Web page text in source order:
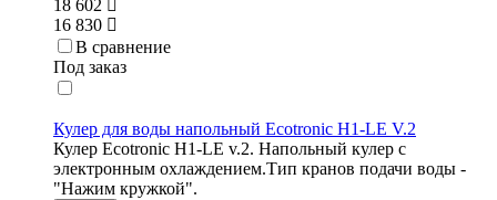
18 602
16 830
В сравнение
Под заказ
Кулер для воды напольный Ecotronic H1-LE V.2
Кулер Ecotronic H1-LE v.2. Напольный кулер с
электронным охлаждением.Тип кранов подачи воды -
"Нажим кружкой".